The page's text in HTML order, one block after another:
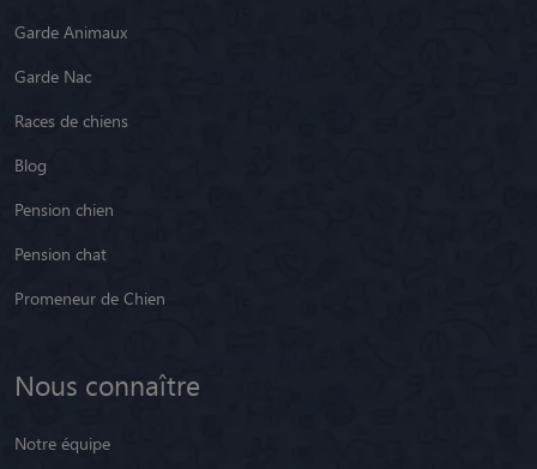
Garde Animaux
Garde Nac
Races de chiens
Blog
Pension chien
Pension chat
Promeneur de Chien
Nous connaître
Notre équipe